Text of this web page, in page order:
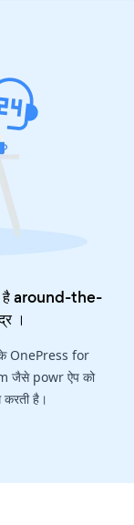
है around-the-
।
OnePress for
जैसे powr ऐप को
है।